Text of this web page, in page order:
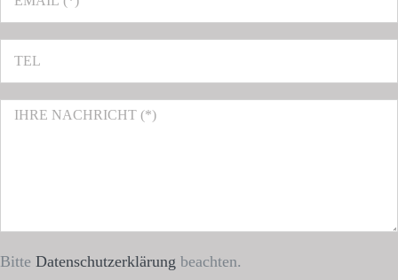
Bitte Datenschutzerklärung beachten.